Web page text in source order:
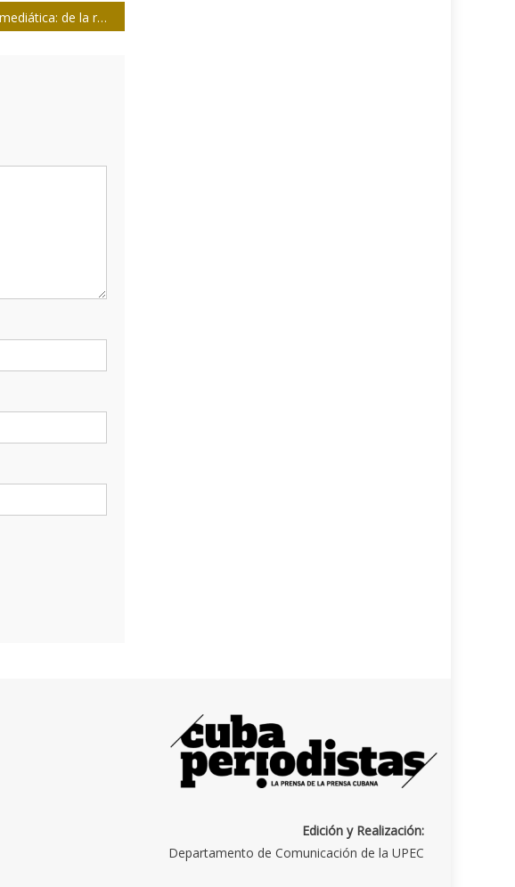
Guerra mediática: de la racionalidad a la emotividad
Edición y Realización:
Departamento de Comunicación de la UPEC